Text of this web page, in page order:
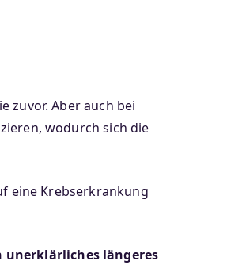
zuvor. Aber auch bei
wodurch sich die
eine Krebserkrankung
unerklärliches längeres